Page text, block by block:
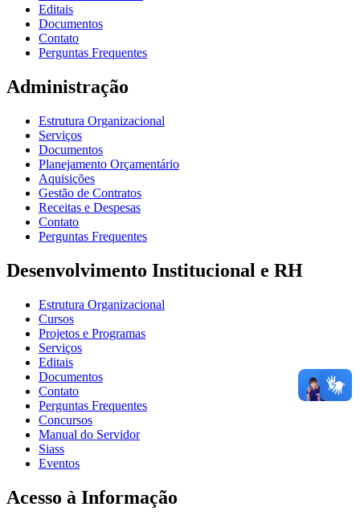
Editais
Documentos
Contato
Perguntas Frequentes
Administração
Estrutura Organizacional
Serviços
Documentos
Planejamento Orçamentário
Aquisições
Gestão de Contratos
Receitas e Despesas
Contato
Perguntas Frequentes
Desenvolvimento Institucional e RH
Estrutura Organizacional
Cursos
Projetos e Programas
Serviços
Editais
Documentos
Contato
Perguntas Frequentes
Concursos
Manual do Servidor
Siass
Eventos
Acesso à Informação